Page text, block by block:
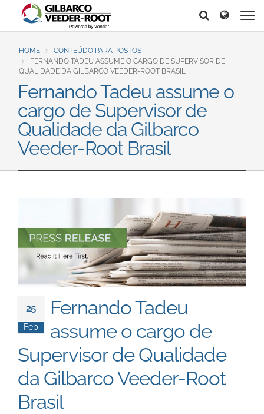
North America
United States
Canada
Español English
Brazil
Português
Europe & CIS
English
Dansk
Français
Magyar
Norsk
Română
Svenska
Middle East and Africa
Asia Pacific
Australia
中国
South East Asia
Search
Search Search
HOME
CONTEÚDO PARA POSTOS
FERNANDO TADEU ASSUME O CARGO DE SUPERVISOR DE
QUALIDADE DA GILBARCO VEEDER-ROOT BRASIL
Fernando Tadeu assume o
cargo de Supervisor de
Qualidade da Gilbarco
Veeder-Root Brasil
25
Feb
Fernando Tadeu
assume o cargo de
Supervisor de Qualidade
da Gilbarco Veeder-Root
Brasil